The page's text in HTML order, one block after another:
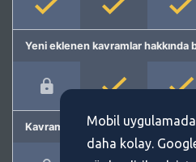
Yeni eklenen kavramlar hakkında
Kavram önermeMobil uygulamada
daha kolay.